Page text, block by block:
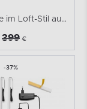
Kommode im Loft-Stil auf schwarzen Beinen
399 €
-37%